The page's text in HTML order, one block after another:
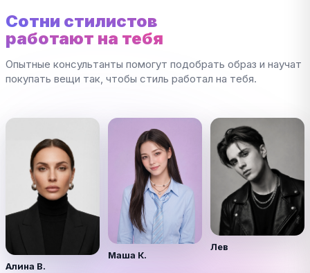
Сотни стилистов
работают на тебя
Опытные консультанты помогут подобрать образ и научат
покупать вещи так, чтобы стиль работал на тебя.
Алина В.
Маша К.
Лев